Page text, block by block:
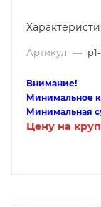
Артикул —
Внимание!
Минимальное
Минимальная
Цену на